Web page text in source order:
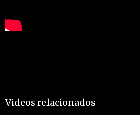
Videos relacionados